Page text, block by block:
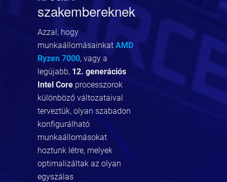
szakembereknek
Azzal, hogy
munkaállomásainkat AMD
Ryzen 7000, vagy a
legújabb, 12. generációs
Intel Coreprocesszorok
különböző változataival
terveztük, olyan szabadon
konfigurálható
munkaállomásokat
hoztunk létre, melyek
optimalizáltak az olyan
egyszálas